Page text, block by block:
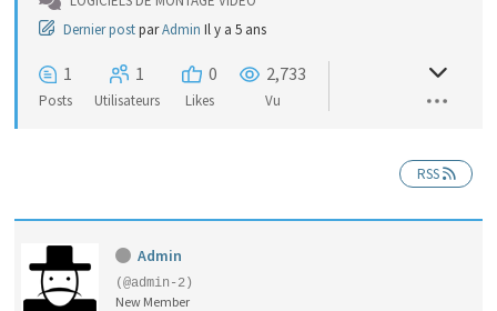
Dernier postparAdmin Il y a 5 ans
1
Posts
1
Utilisateurs
0
Likes
2,733
Vu
RSS
Admin
(@admin-2)
New Member